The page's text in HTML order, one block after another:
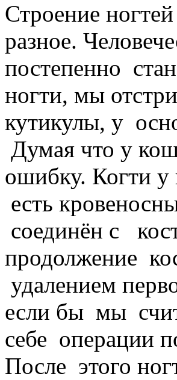
Строение
разное.
постепенно
ногти, мы
кутикулы, у
Думая что у
ошибку. Когти у
есть
соединён с
продолжение
удалением
если бы мы
себе операции
После этого